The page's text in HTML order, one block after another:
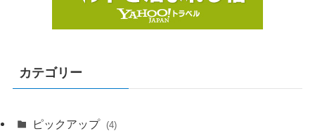
カテゴリー
ピックアップ (4)